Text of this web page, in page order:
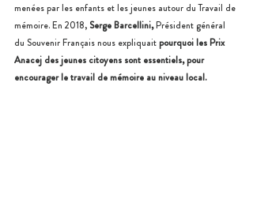
menées par les enfants et les jeunes autour du Travail de
mémoire. En 2018, Serge Barcellini, Président général
du Souvenir Français nous expliquait pourquoi les Prix
Anacej des jeunes citoyens sont essentiels, pour
encourager le travail de mémoire au niveau local.